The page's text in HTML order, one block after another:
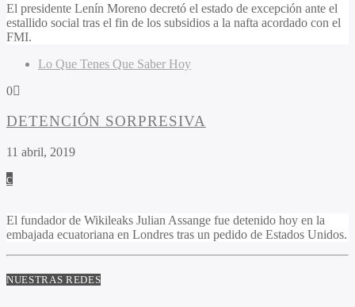
El presidente Lenín Moreno decretó el estado de excepción ante el
estallido social tras el fin de los subsidios a la nafta acordado con el
FMI.
Lo Que Tenes Que Saber Hoy
0
DETENCIÓN SORPRESIVA
11 abril, 2019
El fundador de Wikileaks Julian Assange fue detenido hoy en la
embajada ecuatoriana en Londres tras un pedido de Estados Unidos.
NUESTRAS REDES